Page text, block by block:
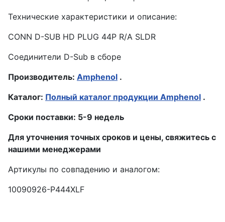
Технические характеристики и описание:
CONN D-SUB HD PLUG 44P R/A SLDR
Соединители D-Sub в сборе
Производитель: Amphenol .
Каталог: Полный каталог продукции Amphenol .
Сроки поставки: 5-9 недель
Для уточнения точных сроков и цены, свяжитесь с
нашими менеджерами
Артикулы по совпадению и аналогом:
10090926-P444XLF